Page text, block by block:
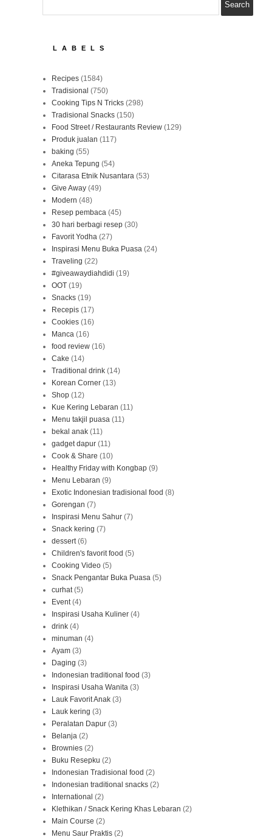
LABELS
Recipes (1584)
Tradisional (750)
Cooking Tips N Tricks (298)
Tradisional Snacks (150)
Food Street / Restaurants Review (129)
Produk jualan (117)
baking (55)
Aneka Tepung (54)
Citarasa Etnik Nusantara (53)
Give Away (49)
Modern (48)
Resep pembaca (45)
30 hari berbagi resep (30)
Favorit Yodha (27)
Inspirasi Menu Buka Puasa (24)
Traveling (22)
#giveawaydiahdidi (19)
OOT (19)
Snacks (19)
Recepis (17)
Cookies (16)
Manca (16)
food review (16)
Cake (14)
Traditional drink (14)
Korean Corner (13)
Shop (12)
Kue Kering Lebaran (11)
Menu takjil puasa (11)
bekal anak (11)
gadget dapur (11)
Cook & Share (10)
Healthy Friday with Kongbap (9)
Menu Lebaran (9)
Exotic Indonesian tradisional food (8)
Gorengan (7)
Inspirasi Menu Sahur (7)
Snack kering (7)
dessert (6)
Children's favorit food (5)
Cooking Video (5)
Snack Pengantar Buka Puasa (5)
curhat (5)
Event (4)
Inspirasi Usaha Kuliner (4)
drink (4)
minuman (4)
Ayam (3)
Daging (3)
Indonesian traditional food (3)
Inspirasi Usaha Wanita (3)
Lauk Favorit Anak (3)
Lauk kering (3)
Peralatan Dapur (3)
Belanja (2)
Brownies (2)
Buku Resepku (2)
Indonesian Tradisional food (2)
Indonesian traditional snacks (2)
International (2)
Klethikan / Snack Kering Khas Lebaran (2)
Main Course (2)
Menu Saur Praktis (2)